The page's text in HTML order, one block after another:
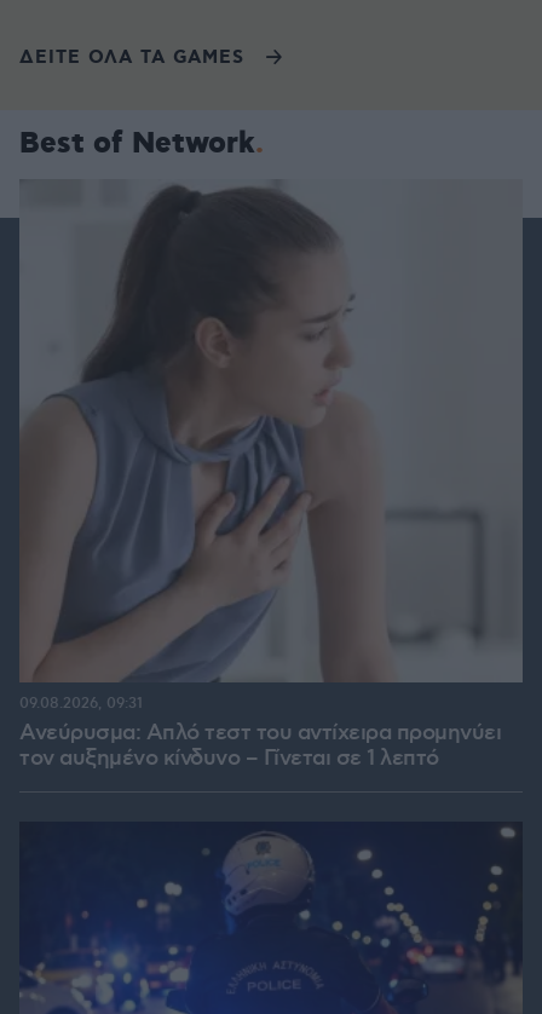
ΔΕΙΤΕ ΟΛΑ ΤΑ GAMES
Best of Network
Ανεύρυσμα: Απλό τεστ του αντίχειρα προμηνύει
τον αυξημένο κίνδυνο – Γίνεται σε 1 λεπτό
09.08.2026, 09:31